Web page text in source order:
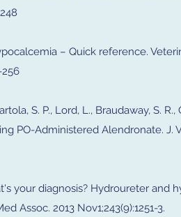
– Quick reference.
S. P., Lord, L., Braudaway, S.
PO-Administered Alendronate. J.
your diagnosis? Hydroureter and
Assoc. 2013 Nov1;243(9):1251-3.